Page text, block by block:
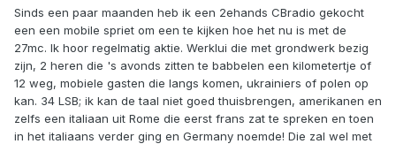
Sinds een paar maanden heb ik een 2ehands CBradio gekocht
een een mobile spriet om een te kijken hoe het nu is met de
27mc. Ik hoor regelmatig aktie. Werklui die met grondwerk bezig
zijn, 2 heren die 's avonds zitten te babbelen een kilometertje of
12 weg, mobiele gasten die langs komen, ukrainiers of polen op
kan. 34 LSB; ik kan de taal niet goed thuisbrengen, amerikanen en
zelfs een italiaan uit Rome die eerst frans zat te spreken en toen
in het italiaans verder ging en Germany noemde! Die zal wel met